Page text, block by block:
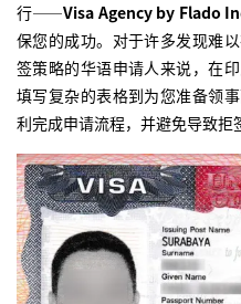
行——Visa Agency by Flado
保您的成功。对于许多发现难
签策略的华语申请人来说，在
填写复杂的表格到为您准备领
利完成申请流程，并避免导致拒